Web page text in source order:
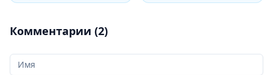
Комментарии (2)
Ваше Имя